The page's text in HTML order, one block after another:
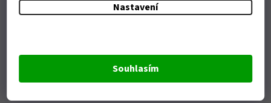
Nastavení
Souhlasím